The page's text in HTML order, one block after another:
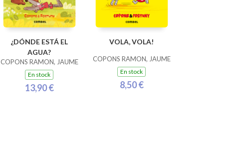
¿DÓNDE ESTÁ EL
AGUA?
COPONS RAMON, JAUME
En stock
13,90 €
VOLA, VOLA!
COPONS RAMON, JAUME
En stock
8,50 €